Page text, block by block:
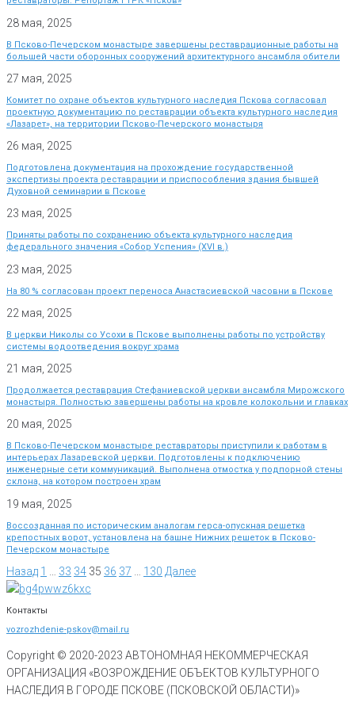
28 мая, 2025
В Псково-Печерском монастыре завершены реставрационные работы на
большей части оборонных сооружений архитектурного ансамбля обители
27 мая, 2025
Комитет по охране объектов культурного наследия Пскова согласовал
проектную документацию по реставрации объекта культурного наследия
«Лазарет», на территории Псково-Печерского монастыря
26 мая, 2025
Подготовлена документация на прохождение государственной
экспертизы проекта реставрации и приспособления здания бывшей
Духовной семинарии в Пскове
23 мая, 2025
Приняты работы по сохранению объекта культурного наследия
федерального значения «Собор Успения» (XVI в.)
23 мая, 2025
На 80 % согласован проект переноса Анастасиевской часовни в Пскове
22 мая, 2025
В церкви Николы со Усохи в Пскове выполнены работы по устройству
системы водоотведения вокруг храма
21 мая, 2025
Продолжается реставрация Стефаниевской церкви ансамбля Мирожского
монастыря. Полностью завершены работы на кровле колокольни и главках
20 мая, 2025
В Псково-Печерском монастыре реставраторы приступили к работам в
интерьерах Лазаревской церкви. Подготовлены к подключению
инженерные сети коммуникаций. Выполнена отмостка у подпорной стены
склона, на котором построен храм
19 мая, 2025
Воссозданная по историческим аналогам герса-опускная решетка
крепостных ворот, установлена на башне Нижних решеток в Псково-
Печерском монастыре
Назад 1 33 34 35 36 37 130 Далее
Контакты
vozrozhdenie-pskov@mail.ru
Copyright © 2020-2023 АВТОНОМНАЯ НЕКОММЕРЧЕСКАЯ
ОРГАНИЗАЦИЯ «ВОЗРОЖДЕНИЕ ОБЪЕКТОВ КУЛЬТУРНОГО
НАСЛЕДИЯ В ГОРОДЕ ПСКОВЕ (ПСКОВСКОЙ ОБЛАСТИ)»